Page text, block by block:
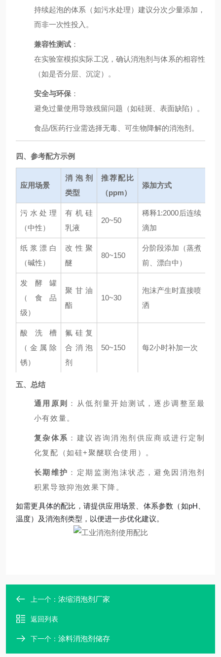
持续起泡的体系（如污水处理）建议分次少量添加，
而非一次性投入。
兼容性测试：
在实验室模拟实际工况，确认消泡剂与体系的相容性
（如是否分层、沉淀）。
安全与环保：
避免过量使用导致残留问题（如硅斑、表面缺陷）。
食品/医药行业需选择无毒、可生物降解的消泡剂。
四、参考配方示例
应用场景
消泡剂
类型
推荐配比
（ppm）
添加方式
污水处理
（中性）
有机硅
乳液
20~50
稀释1:2000后连续
滴加
纸浆漂白
（碱性）
改性聚
醚
80~150
分阶段添加（蒸煮
前、漂白中）
发酵罐
（食品
级）
聚甘油
酯
10~30
泡沫产生时直接喷
洒
酸洗槽
（金属除
锈）
氟硅复
合消泡
剂
50~150 每2小时补加一次
五、总结
通用原则
：从低剂量开始测试，逐步调整至最
小有效量。
复杂体系 ：建议咨询消泡剂供应商或进行定制
化复配（如硅+聚醚联合使用）。
长期维护 ：定期监测泡沫状态，避免因消泡剂
积累导致抑泡效果下降。
如需更具体的配比，请提供应用场景、体系参数（如pH、
温度）及消泡剂类型，以便进一步优化建议。
上一个： 浓缩消泡剂厂家
返回列表
下一个： 涂料消泡剂储存